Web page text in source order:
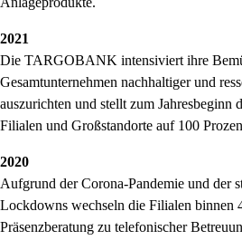
2021
Die TARGOBANK intensiviert ihre
Gesamtunternehmen nachhaltiger und
auszurichten und stellt zum Jahresbeginn
Filialen und Großstandorte auf 100
2020
Aufgrund der Corona-Pandemie und der
Lockdowns wechseln die Filialen binnen
Präsenzberatung zu telefonischer